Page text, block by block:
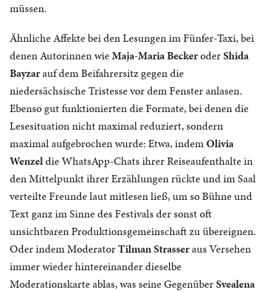
müssen.
Ähnliche Affekte bei den Lesungen im Fünfer-Taxi, bei
denen Autorinnen wieMaja-Maria BeckeroderShida
Bayzarauf dem Beifahrersitz gegen die
niedersächsische Tristesse vor dem Fenster anlasen.
Ebenso gut funktionierten die Formate, bei denen die
Lesesituation nicht maximal reduziert, sondern
maximal aufgebrochen wurde: Etwa, indemOlivia
Wenzeldie WhatsApp-Chats ihrer Reiseaufenthalte in
den Mittelpunkt ihrer Erzählungen rückte und im Saal
verteilte Freunde laut mitlesen ließ, um so Bühne und
Text ganz im Sinne des Festivals der sonst oft
unsichtbaren Produktionsgemeinschaft zu übereignen.
Oder indem ModeratorTilman Strasseraus Versehen
immer wieder hintereinander dieselbe
Moderationskarte ablas, was seine GegenüberSvealena